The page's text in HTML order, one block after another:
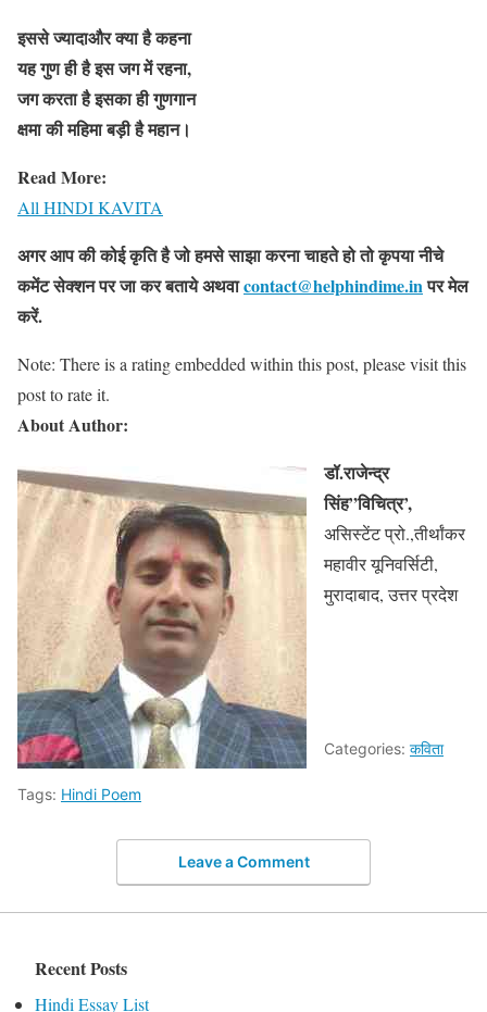
इससे ज्यादाऔर क्या है कहना
यह गुण ही है इस जग में रहना,
जग करता है इसका ही गुणगान
क्षमा की महिमा बड़ी है महान।
Read More:
All HINDI KAVITA
अगर आप की कोई कृति है जो हमसे साझा करना चाहते हो तो कृपया नीचे
कमेंट सेक्शन पर जा कर बतायेअथवाcontact@helphindime.inपर मेल
करें.
Note: There is a rating embedded within this post, please visit this
post to rate it.
About Author:
डॉ.राजेन्द्र
सिंह”विचित्र’,
असिस्टेंट प्रो.,तीर्थांकर
महावीर यूनिवर्सिटी,
मुरादाबाद, उत्तर प्रदेश
Categories: कविता
Tags: Hindi Poem
Leave a Comment
Recent Posts
Hindi Essay List